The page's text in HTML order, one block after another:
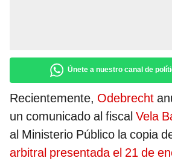
Únete a nuestro canal de
Recientemente, Odebrecht
un comunicado al fiscal Vela
al Ministerio Público la copia
arbitral presentada el 21 de